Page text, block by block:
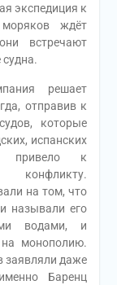
экспедиция к
ждёт
встречают
решает
отправив к
которые
испанских
привело к
конфликту.
на том, что
называли его
водами, и
монополию.
заявляли даже
Баренц